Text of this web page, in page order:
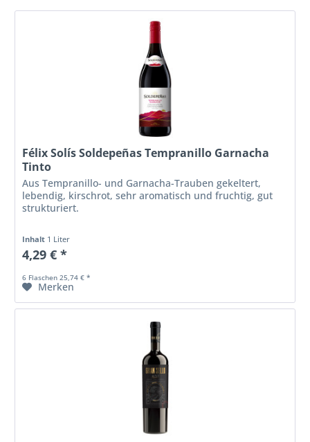
Félix Solís Soldepeñas Tempranillo Garnacha
Tinto
Aus Tempranillo- und Garnacha-Trauben gekeltert,
lebendig, kirschrot, sehr aromatisch und fruchtig, gut
strukturiert.
Inhalt 1 Liter
4,29 € *
6 Flaschen 25,74 € *
Merken